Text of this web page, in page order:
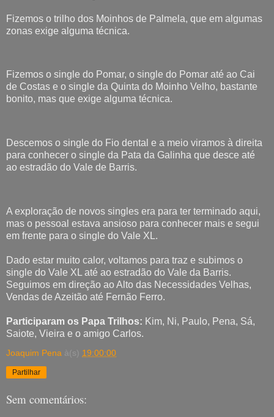
Fizemos o trilho dos Moinhos de Palmela, que em algumas
zonas exige alguma técnica.
Fizemos o single do Pomar, o single do Pomar até ao Cai
de Costas e o single da Quinta do Moinho Velho, bastante
bonito, mas que exige alguma técnica.
Descemos o single do Fio dental e a meio viramos à direita
para conhecer o single da Pata da Galinha que desce até
ao estradão do Vale de Barris.
A exploração de novos singles era para ter terminado aqui,
mas o pessoal estava ansioso para conhecer mais e segui
em frente para o single do Vale XL.
Dado estar muito calor, voltamos para traz e subimos o
single do Vale XL até ao estradão do Vale da Barris.
Seguimos em direção ao Alto das Necessidades Velhas,
Vendas de Azeitão até Fernão Ferro.
Participaram os Papa Trilhos: Kim, Ni, Paulo, Pena, Sá,
Saiote, Vieira e o amigo Carlos.
Joaquim Pena à(s) 19:00:00
Partilhar
Sem comentários: